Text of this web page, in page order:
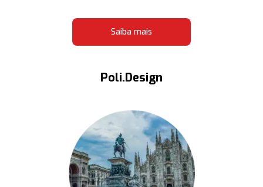
Saiba mais
Poli.Design